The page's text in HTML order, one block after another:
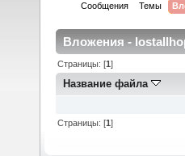
Сообщения Темы
Вложения -
Страницы: [1]
Название файла
Страницы: [1]